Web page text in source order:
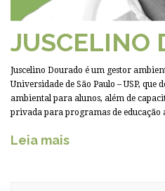
JUSCELINO
Juscelino Dourado é um gestor
Universidade de São Paulo – USP, que
ambiental para alunos, além de
privada para programas de educação
Leia mais